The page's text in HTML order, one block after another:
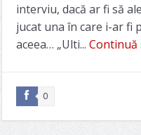
interviu, dacă ar fi să
jucat una în care i-ar fi
aceea… „Ulti... Continuă
0